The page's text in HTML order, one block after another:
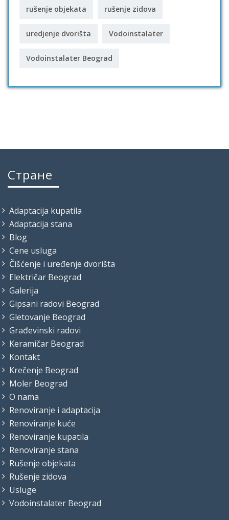
rušenje objekata rušenje zidova
uredjenje dvorišta Vodoinstalater
Vodoinstalater Beograd
Стране
Adaptacija kupatila
Adaptacija stana
Blog
Cene usluga
Čišćenje i uređenje dvorišta
Električar Beograd
Galerija
Gipsani radovi Beograd
Gletovanje Beograd
Građevinski radovi
Keramičar Beograd
Kontakt
Krečenje Beograd
Moler Beograd
O nama
Renoviranje i adaptacija
Renoviranje kuće
Renoviranje kupatila
Renoviranje stana
Rušenje objekata
Rušenje zidova
Usluge
Vodoinstalater Beograd